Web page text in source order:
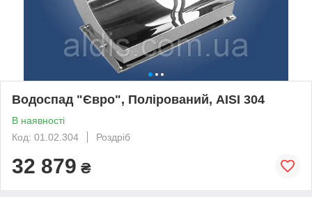
Водоспад "Євро", Полірований, AISI 304
В наявності
Код: 01.02.304
Роздріб
32 879 ₴